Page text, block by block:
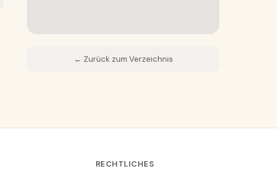
← Zurück zum Verzeichnis
RECHTLICHES